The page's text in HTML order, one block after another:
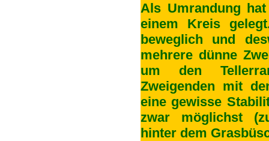
Als Umrandung
einem Kreis
beweglich und
mehrere dünne
um den
Zweigenden mit
eine gewisse
zwar möglichst
hinter dem